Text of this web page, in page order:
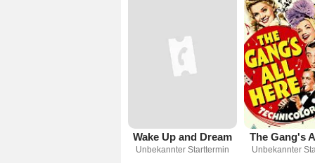
Wake Up and Dream
Unbekannter Starttermin
The Gang's
Unbekannter